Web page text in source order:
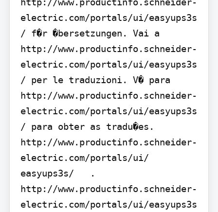
electric.com/portals/ui/easyups3s
/ f�r �bersetzungen. Vai a
http://www.productinfo.schneider-
electric.com/portals/ui/easyups3s
/ per le traduzioni. V� para
http://www.productinfo.schneider-
electric.com/portals/ui/easyups3s
/ para obter as tradu�es.
http://www.productinfo.schneider-
electric.com/portals/ui/
easyups3s/   .
http://www.productinfo.schneider-
electric.com/portals/ui/easyups3s